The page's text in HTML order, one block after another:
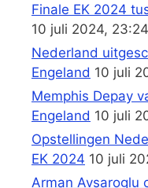
Finale EK 2024
10 juli 2024, 23:24
Nederland
Engeland 10 juli
Memphis Depay
Engeland 10 juli
Opstellingen
EK 2024 10 juli
Arman Avsaroglu